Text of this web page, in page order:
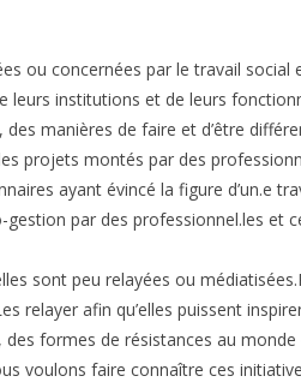
ou concernées par le travail social
leurs institutions et de leurs
manières de faire et d’être
projets montés par des
ayant évincé la figure d’un.e
par des professionnel.les et
sont peu relayées ou
relayer afin qu’elles puissent
formes de résistances au monde
voulons faire connaître ces